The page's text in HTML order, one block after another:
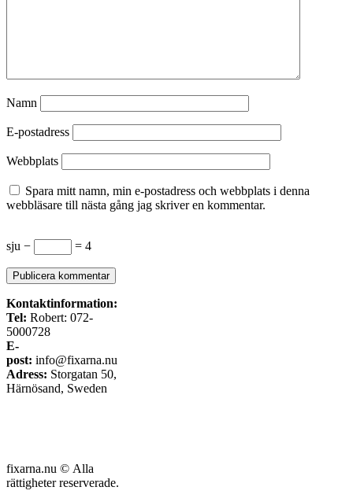
Namn
E-postadress
Webbplats
Spara mitt namn, min e-postadress och webbplats i denna
webbläsare till nästa gång jag skriver en kommentar.
sju − = 4
Kontaktinformation:
Tel: Robert: 072-
5000728
E-
post: info@fixarna.nu
Adress: Storgatan 50,
Härnösand, Sweden
fixarna.nu © Alla
rättigheter reserverade.